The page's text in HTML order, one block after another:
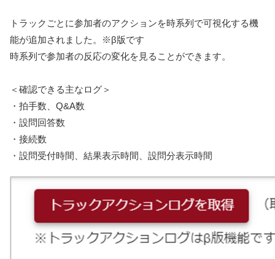
トラックごとに参加者のアクションを時系列で可視化する機
能が追加されました。※β版です
時系列で参加者の反応の変化を見ることができます。
＜確認できる主なログ＞
・拍手数、Q&A数
・設問回答数
・接続数
・設問受付時間、結果表示時間、設問分表示時間